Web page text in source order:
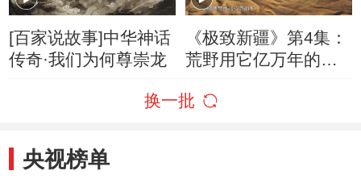
[百家说故事]中华神话
传奇·我们为何尊崇龙
《极致新疆》第4集：
荒野用它亿万年的广
的原初力量
换一批
央视榜单